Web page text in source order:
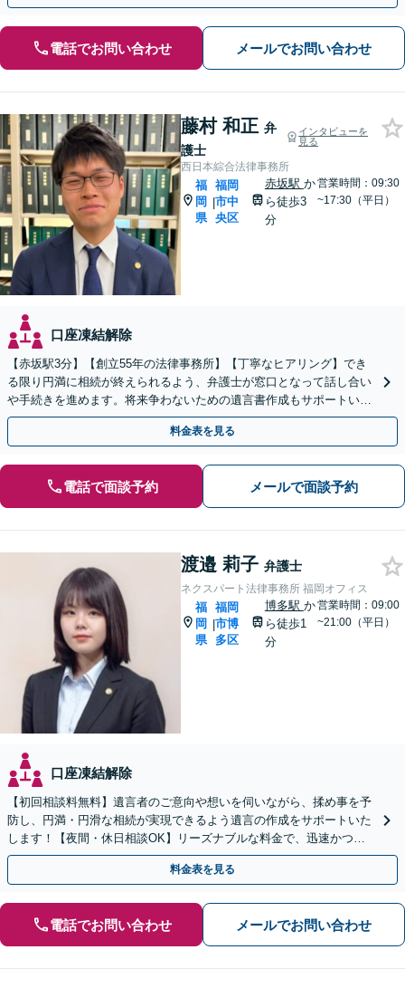
電話でお問い合わせ メールでお問い合わせ
藤村 和正 弁
護士
インタビューを
見る
西日本綜合法律事務所
福
岡
県
|
福岡
市中
央区
赤坂駅 か
ら徒歩3
分
営業時間：09:30
~17:30（平日）
口座凍結解除
【赤坂駅3分】【創立55年の法律事務所】【丁寧なヒアリング】でき
る限り円満に相続が終えられるよう、弁護士が窓口となって話し合い
や手続きを進めます。将来争わないための遺言書作成もサポートいた
します。お困りの際は、お気軽にご相談ください。
料金表を見る
電話で面談予約 メールで面談予約
渡邉 莉子 弁護士
ネクスパート法律事務所 福岡オフィス
福
岡
県
|
福岡
市博
多区
博多駅 か
ら徒歩1
分
営業時間：09:00
~21:00（平日）
口座凍結解除
【初回相談料無料】遺言者のご意向や想いを伺いながら、揉め事を予
防し、円満・円滑な相続が実現できるよう遺言の作成をサポートいた
します！【夜間・休日相談OK】リーズナブルな料金で、迅速かつス
ピーディーにまごころを持って対応させて頂きます。
料金表を見る
電話でお問い合わせ メールでお問い合わせ